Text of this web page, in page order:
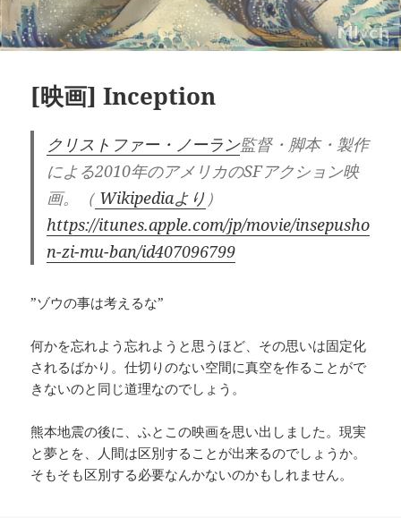
[映画] Inception
クリストファー・ノーラン監督・脚本・製作
による2010年のアメリカのSFアクション映
画。（ Wikipediaより ）
https://itunes.apple.com/jp/movie/insepusho
n-zi-mu-ban/id407096799
”ゾウの事は考えるな”
何かを忘れよう忘れようと思うほど、その思いは固定化
されるばかり。仕切りのない空間に真空を作ることがで
きないのと同じ道理なのでしょう。
熊本地震の後に、ふとこの映画を思い出しました。現実
と夢とを、人間は区別することが出来るのでしょうか。
そもそも区別する必要なんかないのかもしれません。